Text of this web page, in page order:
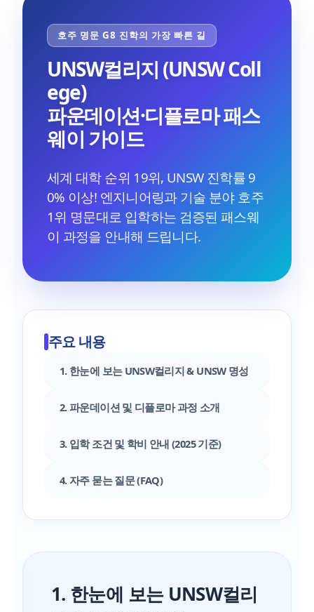
호주 명문 G8 진학의 가장 빠른 길
UNSW컬리지 (UNSW Coll
ege)
파운데이션·디플로마 패스
웨이 가이드
세계 대학 순위 19위, UNSW 진학률 9
0% 이상! 엔지니어링과 기술 분야 호주
1위 명문대로 입학하는 검증된 패스웨
이 과정을 안내해 드립니다.
주요 내용
1. 한눈에 보는 UNSW컬리지 & UNSW 명성
2. 파운데이션 및 디플로마 과정 소개
3. 입학 조건 및 학비 안내 (2025 기준)
4. 자주 묻는 질문 (FAQ)
1. 한눈에 보는 UNSW컬리